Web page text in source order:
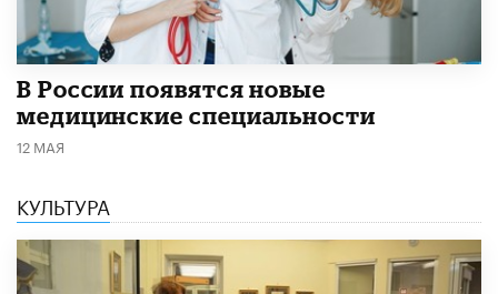
В России появятся новые
медицинские специальности
12 МАЯ
КУЛЬТУРА